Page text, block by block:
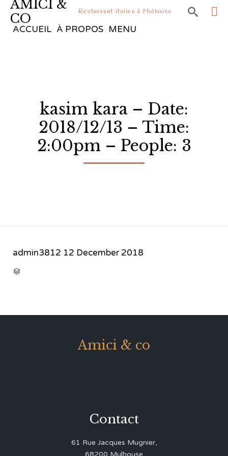
AMICI &
CO
Restaurant italien à Mulhouse 
ACCUEIL À PROPOS MENU
kasim kara – Date:
2018/12/13 – Time:
2:00pm – People: 3
admin3812 12 December 2018

Amici & co
Contact
61 Rue Jacques Mugnier,